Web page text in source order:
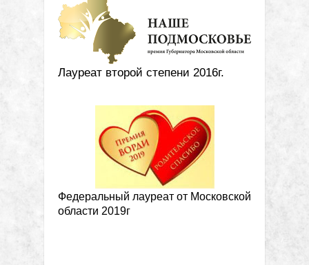
Лауреат второй степени 2016г.
Федеральный лауреат от Московской
области 2019г